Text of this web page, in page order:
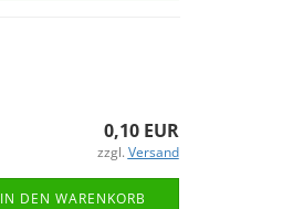
0,10 EUR
zzgl. Versand
IN DEN WARENKORB